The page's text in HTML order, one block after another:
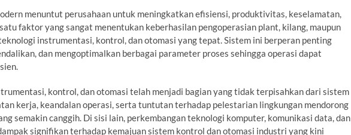
menuntut perusahaan untuk meningkatkan efisiensi, produktivitas, keselamatan,
faktor yang sangat menentukan keberhasilan pengoperasian plant, kilang, maupun
instrumentasi, kontrol, dan otomasi yang tepat. Sistem ini berperan penting
dan mengoptimalkan berbagai parameter proses sehingga operasi dapat
kontrol, dan otomasi telah menjadi bagian yang tidak terpisahkan dari sistem
kerja, keandalan operasi, serta tuntutan terhadap pelestarian lingkungan mendorong
semakin canggih. Di sisi lain, perkembangan teknologi komputer, komunikasi data, dan
signifikan terhadap kemajuan sistem kontrol dan otomasi industri yang kini